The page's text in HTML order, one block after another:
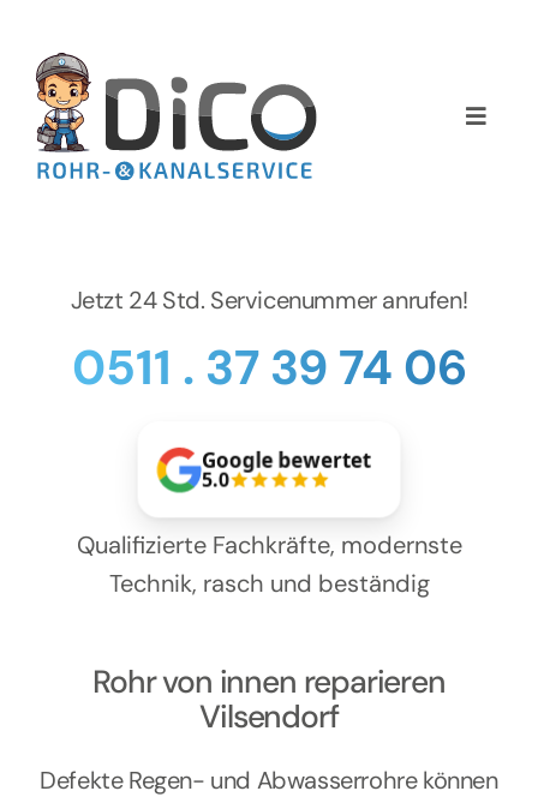
springen
Toggle
Home
NEWS
Kontakt
Jetzt 24 Std. Servicenummer anrufen!
0511 . 37 39 74 06
Google bewertet
5.0
Qualifizierte Fachkräfte, modernste
Technik, rasch und beständig
Rohr von innen reparieren
Vilsendorf
Defekte Regen- und Abwasserrohre können